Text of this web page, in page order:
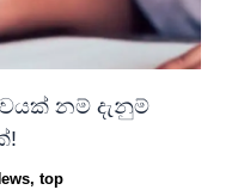
නම් දැනුම්
,top